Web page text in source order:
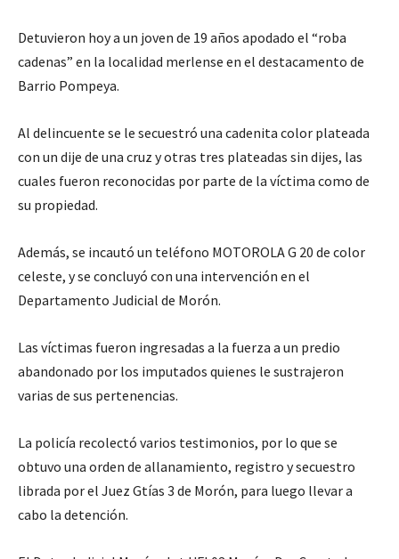
Detuvieron hoy a un joven de 19 años apodado el “roba
cadenas” en la localidad merlense en el destacamento de
Barrio Pompeya.
Al delincuente se le secuestró una cadenita color plateada
con un dije de una cruz y otras tres plateadas sin dijes, las
cuales fueron reconocidas por parte de la víctima como de
su propiedad.
Además, se incautó un teléfono MOTOROLA G 20 de color
celeste, y se concluyó con una intervención en el
Departamento Judicial de Morón.
Las víctimas fueron ingresadas a la fuerza a un predio
abandonado por los imputados quienes le sustrajeron
varias de sus pertenencias.
La policía recolectó varios testimonios, por lo que se
obtuvo una orden de allanamiento, registro y secuestro
librada por el Juez Gtías 3 de Morón, para luego llevar a
cabo la detención.